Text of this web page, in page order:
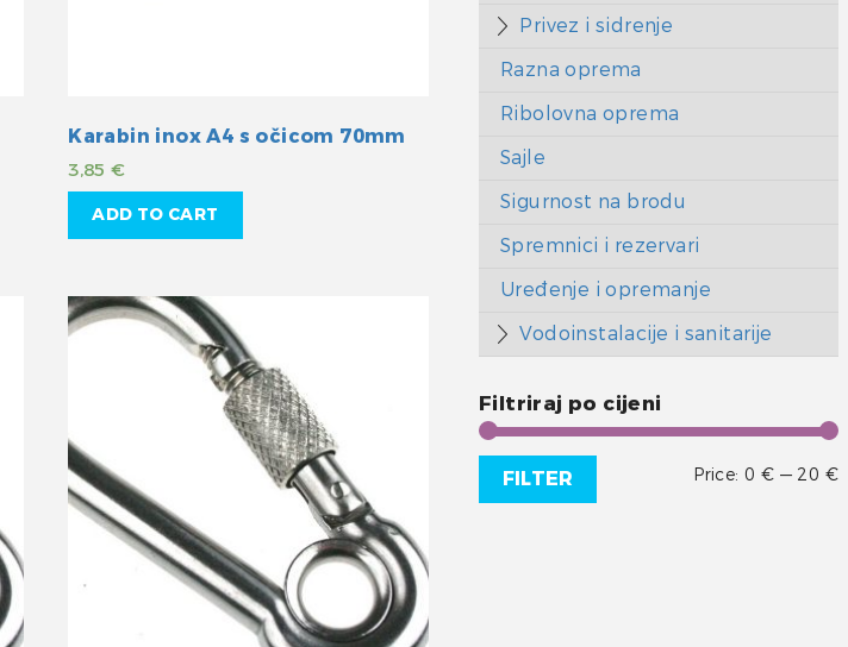
Karabin inox A4 s očicom 70mm
3,85€
ADD TO CART
Privez i sidrenje
Razna oprema
Ribolovna oprema
Sajle
Sigurnost na brodu
Spremnici i rezervari
Uređenje i opremanje
Vodoinstalacije i sanitarije
Filtriraj po cijeni
FILTER Price: 0 € — 20 €